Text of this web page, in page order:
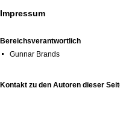
Impressum
Bereichsverantwortlich
Gunnar Brands
Kontakt zu den Autoren dieser